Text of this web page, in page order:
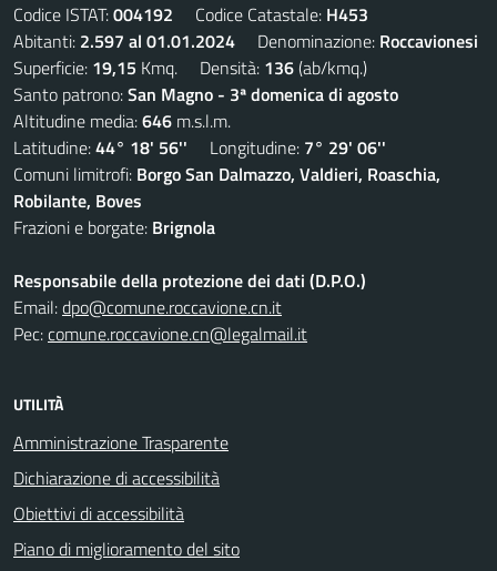
Codice ISTAT:004192 Codice Catastale: H453
Abitanti: 2.597 al 01.01.2024 Denominazione: Roccavionesi
Superficie: 19,15 Kmq. Densità: 136(ab/kmq.)
Santo patrono:San Magno - 3ª domenica di agosto
Altitudine media:646 m.s.l.m.
Latitudine:44° 18' 56'' Longitudine: 7° 29' 06''
Comuni limitrofi: Borgo San Dalmazzo, Valdieri, Roaschia,
Robilante, Boves
Frazioni e borgate: Brignola
Responsabile della protezione dei dati (D.P.O.)
Email:dpo@comune.roccavione.cn.it
Pec:comune.roccavione.cn@legalmail.it
UTILITÀ
Amministrazione Trasparente
Dichiarazione di accessibilità
Obiettivi di accessibilità
Piano di miglioramento del sito